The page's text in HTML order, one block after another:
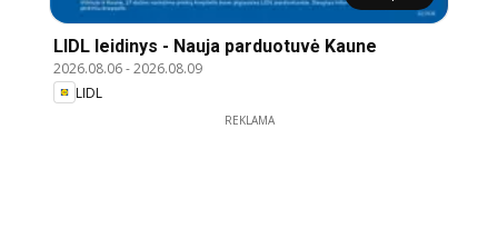
LIDL leidinys - Nauja parduotuvė Kaune
2026.08.06-2026.08.09
LIDL
REKLAMA